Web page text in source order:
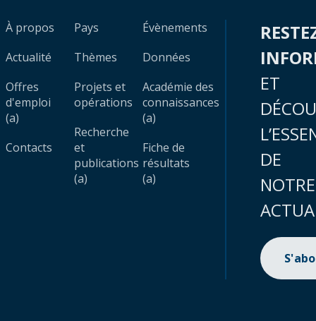
À propos
Actualité
Offres
d'emploi
(a)
Contacts
Pays
Thèmes
Projets et
opérations
Recherche
et
publications
(a)
Évènements
Données
Académie des
connaissances
(a)
Fiche de
résultats
(a)
ET
DE
NOTRE